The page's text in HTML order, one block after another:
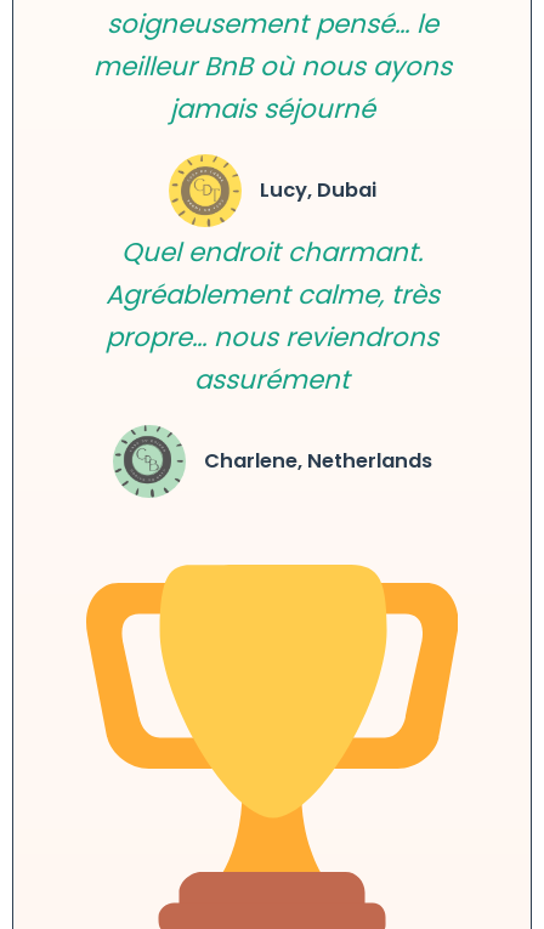
soigneusement pensé... le
meilleur BnB où nous ayons
jamais séjourné
Lucy, Dubai
Quel endroit charmant.
Agréablement calme, très
propre… nous reviendrons
assurément
Charlene, Netherlands